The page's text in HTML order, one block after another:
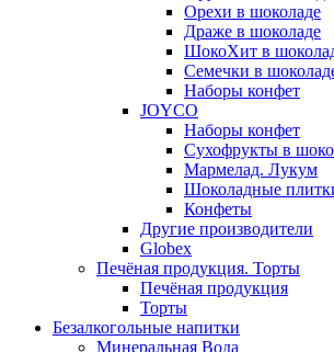
Орехи в шоколаде
Драже в шоколаде
ШокоХит в
Семечки в
Наборы конфет
JOYCO
Наборы конфет
Сухофрукты в
Мармелад. Лукум
Шоколадные
Конфеты
Другие производители
Globex
Печёная продукция. Торты
Печёная продукция
Торты
Безалкогольные напитки
Минеральная Вода